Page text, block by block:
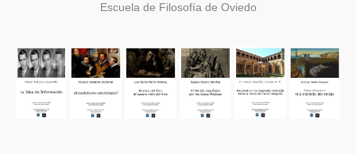
Escuela de Filosofía de Oviedo